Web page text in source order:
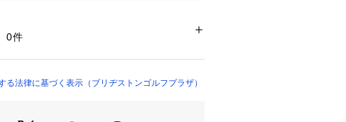
B2 HY
ルを最大化しつかまりの良さを追求
0件
る法律に基づく表示（ブリヂストンゴルフプラザ）